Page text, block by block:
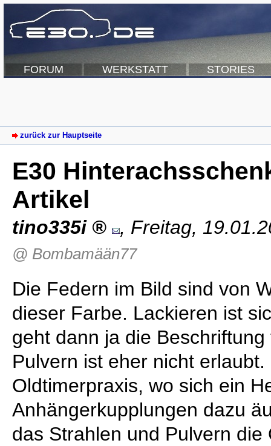
FORUM WERKSTATT STORIES
zurück zur Hauptseite
E30
Artikel
tino335i , Freitag,
@ Bombamään77
Die Federn im Bild sind von
dieser Farbe. Lackieren ist
geht dann ja die
Pulvern ist eher nicht
Oldtimerpraxis, wo sich ein
Anhängerkupplungen dazu
das Strahlen und Pulvern